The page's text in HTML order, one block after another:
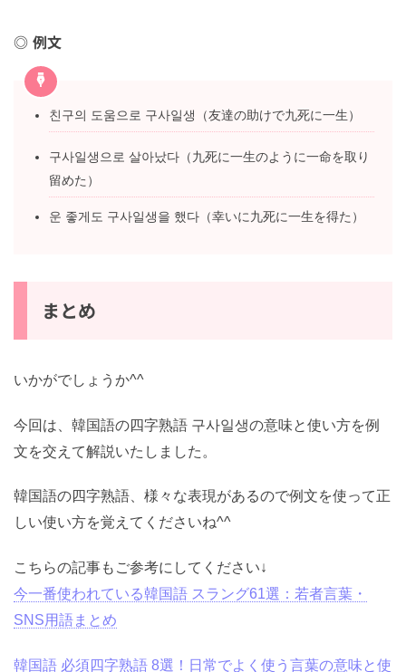
例文
친구의 도움으로 구사일생（友達の助けで九死に一生）
구사일생으로 살아났다（九死に一生のように一命を取り
留めた）
운 좋게도 구사일생을 했다（幸いに九死に一生を得た）
まとめ
いかがでしょうか^^
今回は、韓国語の四字熟語 구사일생の意味と使い方を例
文を交えて解説いたしました。
韓国語の四字熟語、様々な表現があるので例文を使って正
しい使い方を覚えてくださいね^^
こちらの記事もご参考にしてください↓
今一番使われている韓国語 スラング61選：若者言葉・
SNS用語まとめ
韓国語 必須四字熟語 8選！日常でよく使う言葉の意味と使